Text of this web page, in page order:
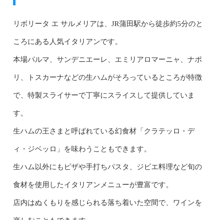
リボリータ エ サルメリアは、JR蒲田駅から徒歩約5分のと
ころにある人気イタリアンです。
本場パルマ、サンデニエーレ、エミリアロマーニャ、ナポ
リ、トスカーナなどの生ハムがそろっているところが特徴
で、特製スライサーで丁寧にスライスして提供していま
す。
生ハムの王さまと呼ばれている幻食材「クラテッロ・デ
ィ・ジベッロ」を味わうこともできます。
生ハム以外にもピザや手打ちパスタ、ジビエ料理など旬の
食材を使用したイタリアンメニューが豊富です。
店内はぬくもりを感じられる落ち着いた空間で、ワインを